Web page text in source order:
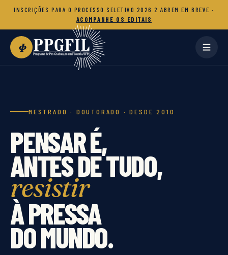
INSCRIÇÕES PARA O PROCESSO SELETIVO 2026.2 ABREM EM BREVE ·
ACOMPANHE OS EDITAIS
Φ
MESTRADO · DOUTORADO · DESDE 2010
PENSAR É,
ANTES DE TUDO,
resistir
À PRESSA
DO MUNDO.